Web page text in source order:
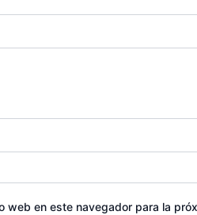
web en este navegador para la